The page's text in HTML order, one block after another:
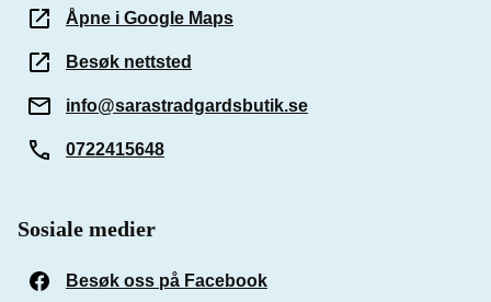
Åpne i Google Maps
Besøk nettsted
info@sarastradgardsbutik.se
0722415648
Sosiale medier
Besøk oss på Facebook